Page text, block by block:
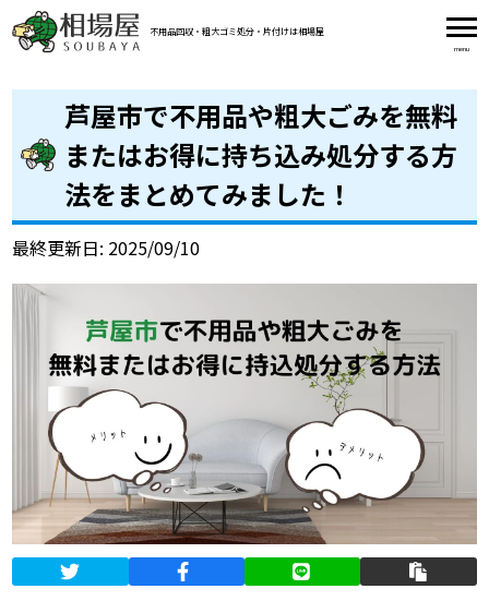
不用品回収・粗大ゴミ処分・片付けは相場屋
芦屋市で不用品や粗大ごみを無料
またはお得に持ち込み処分する方
法をまとめてみました！
最終更新日: 2025/09/10